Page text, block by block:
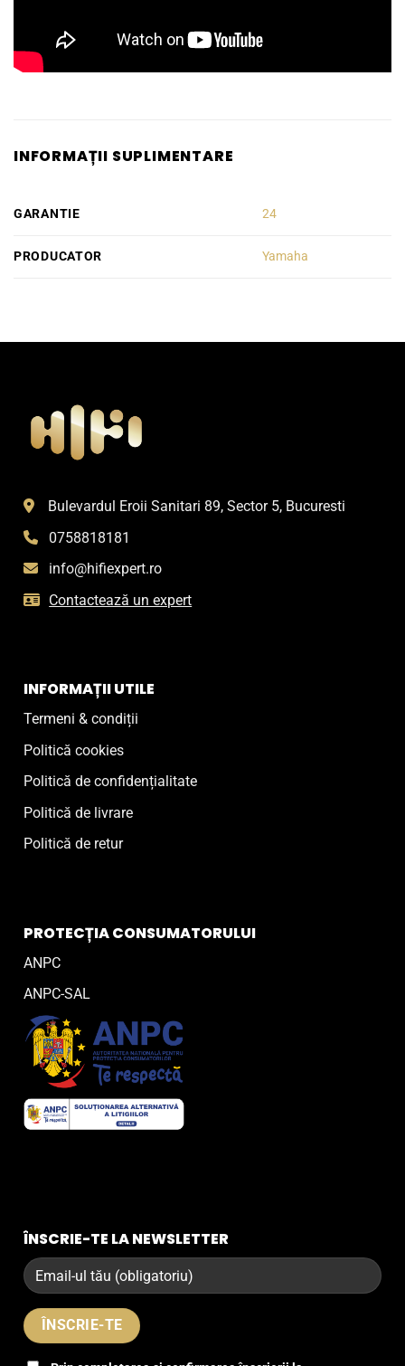
INFORMAȚII SUPLIMENTARE
GARANTIE 24
PRODUCATOR Yamaha
Bulevardul Eroii Sanitari 89, Sector 5, Bucuresti
0758818181
info@hifiexpert.ro
Contactează un expert
INFORMAȚII UTILE
Termeni & condiții
Politică cookies
Politică de confidențialitate
Politică de livrare
Politică de retur
PROTECȚIA CONSUMATORULUI
ANPC
ANPC-SAL
ÎNSCRIE-TE LA NEWSLETTER